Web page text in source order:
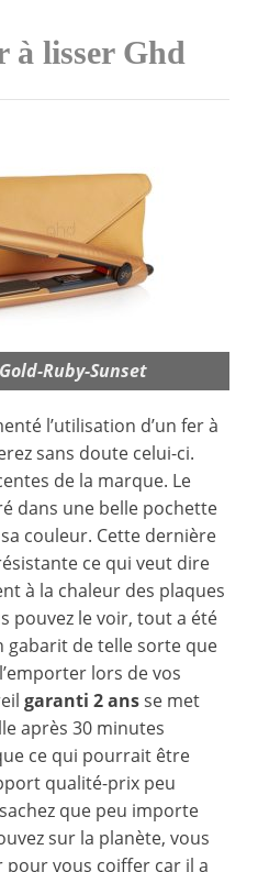
à lisser Ghd
Ruby-Sunset
l’utilisation d’un fer à
sans doute celui-ci.
de la marque. Le
dans une belle pochette
couleur. Cette dernière
ce qui veut dire
à la chaleur des plaques
pouvez le voir, tout a été
gabarit de telle sorte que
lors de vos
garanti 2 ansse met
après 30 minutes
ce qui pourrait être
qualité-prix peu
que peu importe
sur la planète, vous
vous coiffer car il a